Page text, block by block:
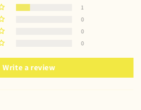
1
0
0
0
Write a review